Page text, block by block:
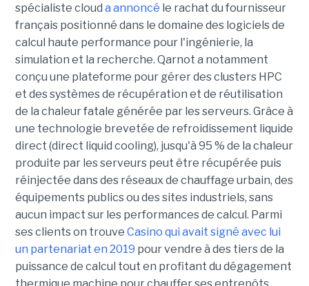
spécialiste cloud a annoncé le rachat du fournisseur
français positionné dans le domaine des logiciels de
calcul haute performance pour l'ingénierie, la
simulation et la recherche. Qarnot a notamment
conçu une plateforme pour gérer des clusters HPC
et des systèmes de récupération et de réutilisation
de la chaleur fatale générée par les serveurs. Grâce à
une technologie brevetée de refroidissement liquide
direct (direct liquid cooling), jusqu'à 95 % de la chaleur
produite par les serveurs peut être récupérée puis
réinjectée dans des réseaux de chauffage urbain, des
équipements publics ou des sites industriels, sans
aucun impact sur les performances de calcul. Parmi
ses clients on trouve Casino qui avait signé avec lui
un partenariat en 2019 pour vendre à des tiers de la
puissance de calcul tout en profitant du dégagement